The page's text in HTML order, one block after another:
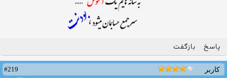
پاسخ بازگفت
کاربر
#219